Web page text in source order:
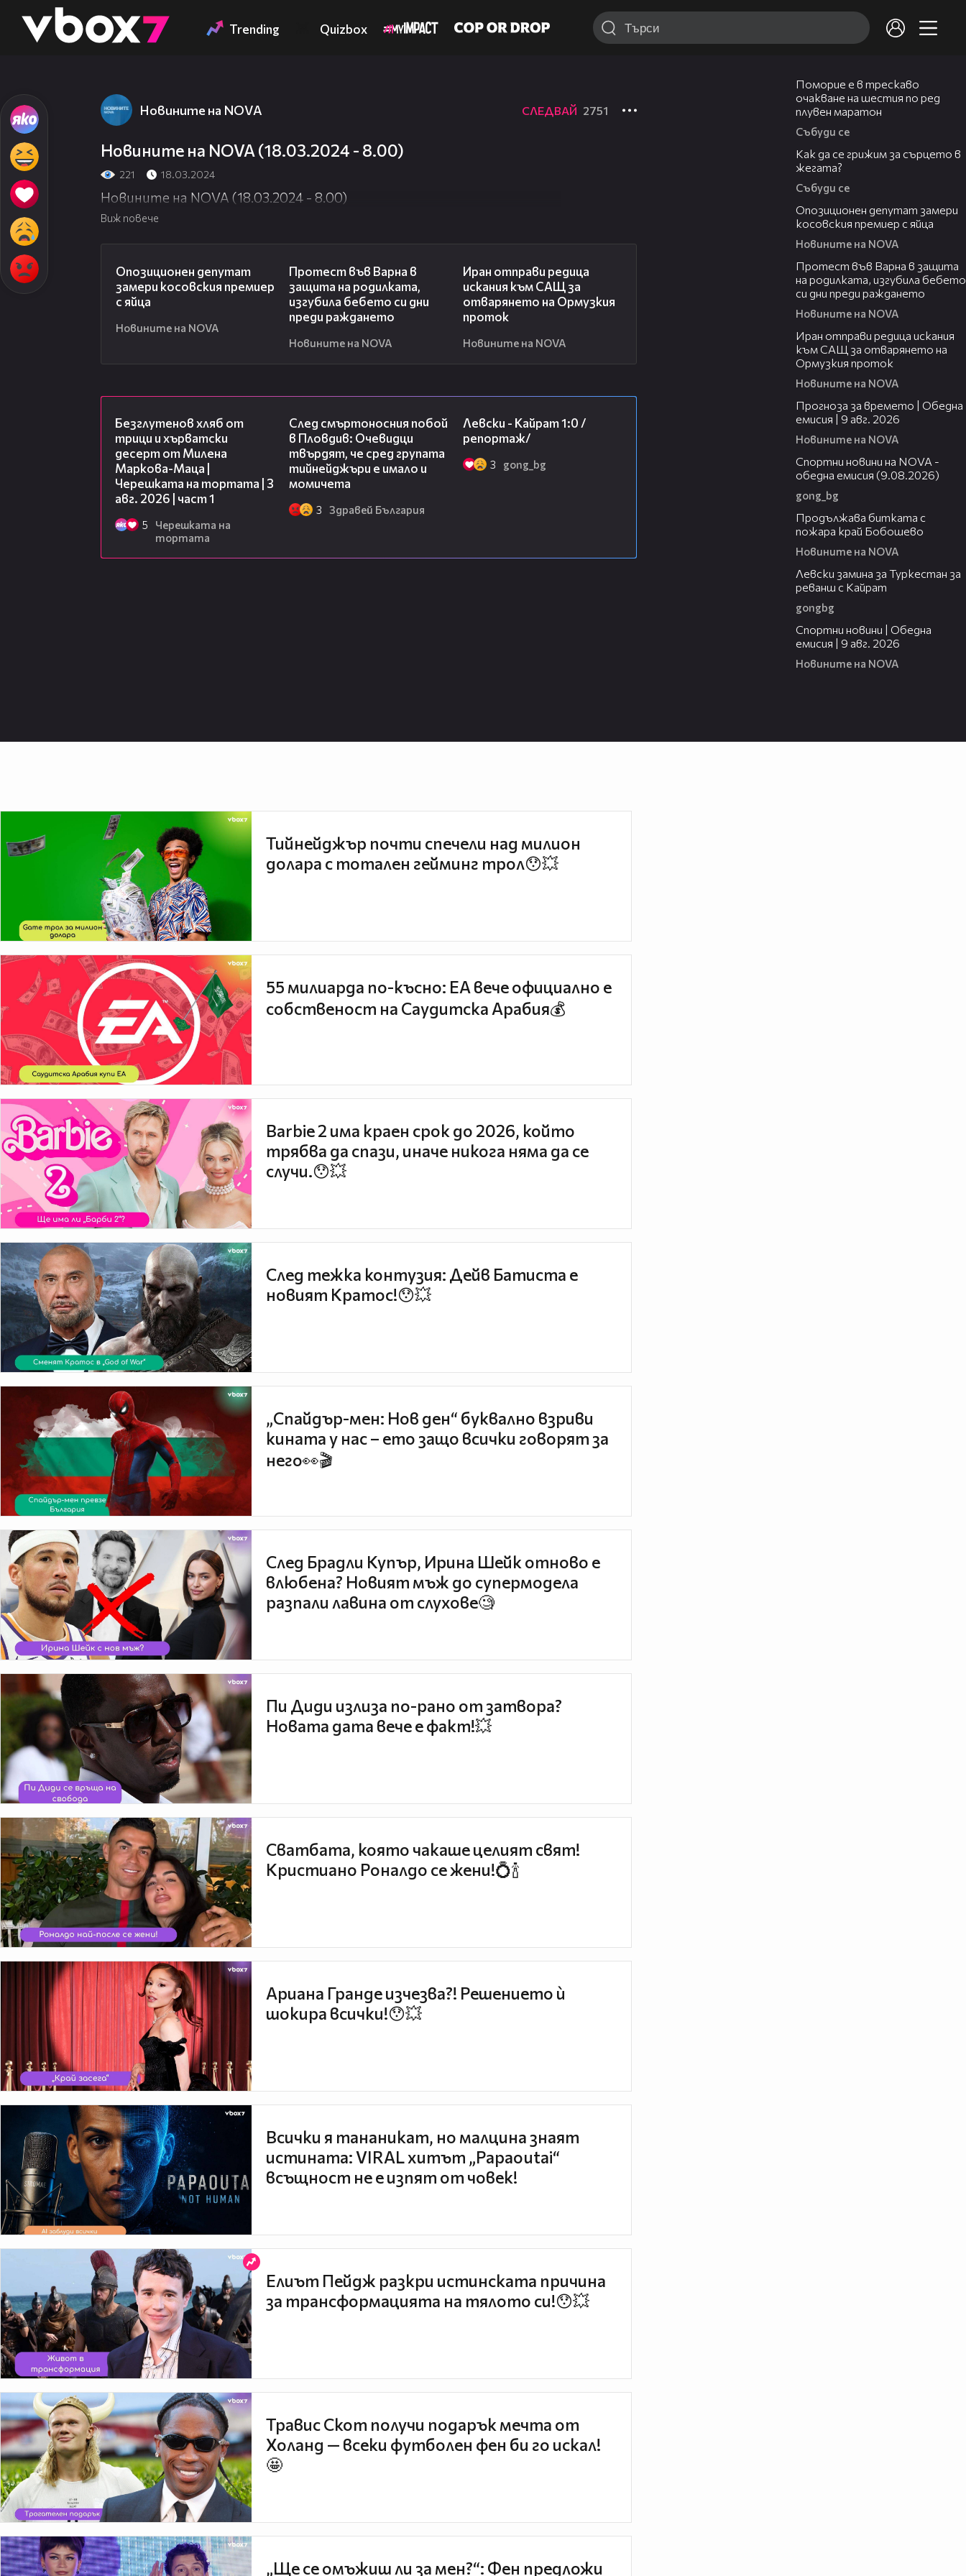
👾 Trending Quizbox
Новините на NOVA СЛЕДВАЙ 2751
Новините на NOVA (18.03.2024 - 8.00)
221 18.03.2024
Новините на NOVA (18.03.2024 - 8.00)
Виж повече
Опозиционен депутат
замери косовския премиер
с яйца
Новините на NOVA
Протест във Варна в
защита на родилката,
изгубила бебето си дни
преди раждането
Новините на NOVA
Иран отправи редица
искания към САЩ за
отварянето на Ормузкия
проток
Новините на NOVA
Безглутенов хляб от
трици и хърватски
десерт от Милена
Маркова-Маца |
Черешката на тортата | 3
авг. 2026 | част 1
5
Черешката на
тортата
След смъртоносния побой
в Пловдив: Очевидци
твърдят, че сред групата
тийнейджъри е имало и
момичета
3 Здравей България
Левски - Кайрат 1:0 /
репортаж/
3 gong_bg
Поморие е в трескаво
очакване на шестия по ред
плувен маратон
Събуди се
Как да се грижим за сърцето в
жегата?
Събуди се
Опозиционен депутат замери
косовския премиер с яйца
Новините на NOVA
Протест във Варна в защита
на родилката, изгубила бебето
си дни преди раждането
Новините на NOVA
Иран отправи редица искания
към САЩ за отварянето на
Ормузкия проток
Новините на NOVA
Прогноза за времето | Обедна
емисия | 9 авг. 2026
Новините на NOVA
Спортни новини на NOVA -
обедна емисия (9.08.2026)
gong_bg
Продължава битката с
пожара край Бобошево
Новините на NOVA
Левски замина за Туркестан за
реванш с Кайрат
gongbg
Спортни новини | Обедна
емисия | 9 aвг. 2026
Новините на NOVA
Тийнейджър почти спечели над милион
долара с тотален гейминг трол😯💥
55 милиарда по-късно: EA вече официално е
собственост на Саудитска Арабия💰
Barbie 2 има краен срок до 2026, който
трябва да спази, иначе никога няма да се
случи.😯💥
След тежка контузия: Дейв Батиста е
новият Кратос!😯💥
„Спайдър-мен: Нов ден“ буквално взриви
кината у нас – ето защо всички говорят за
него👀🎬
След Брадли Купър, Ирина Шейк отново е
влюбена? Новият мъж до супермодела
разпали лавина от слухове🧐
Пи Диди излиза по-рано от затвора?
Новата дата вече е факт!💥
Сватбата, която чакаше целият свят!
Кристиано Роналдо се жени!💍🍾
Ариана Гранде изчезва?! Решението ѝ
шокира всички!😯💥
Всички я тананикат, но малцина знаят
истината: VIRAL хитът „Papaoutai“
всъщност не е изпят от човек!
Елиът Пейдж разкри истинската причина
за трансформацията на тялото си!😯💥
Травис Скот получи подарък мечта от
Холанд — всеки футболен фен би го искал!
🤩
„Ще се омъжиш ли за мен?“: Фен предложи